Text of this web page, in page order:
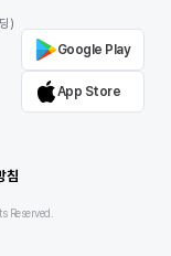
)
Google Play
App Store
침
Reserved.